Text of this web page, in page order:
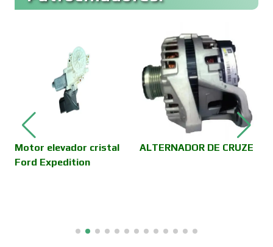
Combustibles y Lubricantes
Compresores de aire
Motor elevador cristal
Ford Expedition
ALTERNADOR DE CRUZE